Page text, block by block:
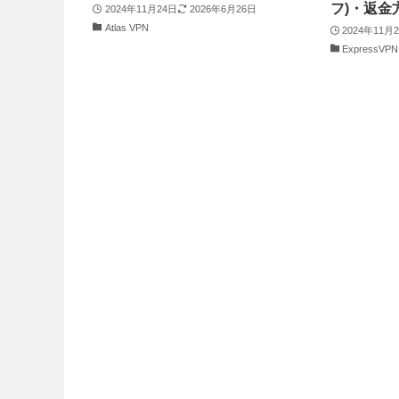
2024年11月24日
2026年6月26日
Atlas VPN
フ)・返金
2024年11月
ExpressVPN